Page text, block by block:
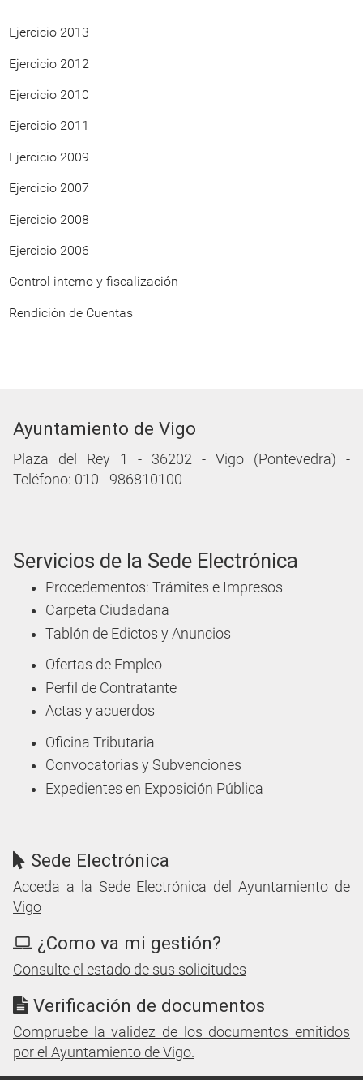
Ejercicio 2013
Ejercicio 2012
Ejercicio 2010
Ejercicio 2011
Ejercicio 2009
Ejercicio 2007
Ejercicio 2008
Ejercicio 2006
Control interno y fiscalización
Rendición de Cuentas
Ayuntamiento de Vigo
Plaza del Rey 1 - 36202 - Vigo (Pontevedra) -
Teléfono: 010 - 986810100
Servicios de la Sede Electrónica
Procedementos: Trámites e Impresos
Carpeta Ciudadana
Tablón de Edictos y Anuncios
Ofertas de Empleo
Perfil de Contratante
Actas y acuerdos
Oficina Tributaria
Convocatorias y Subvenciones
Expedientes en Exposición Pública
Sede Electrónica
Acceda a la Sede Electrónica del Ayuntamiento de
Vigo
¿Como va mi gestión?
Consulte el estado de sus solicitudes
Verificación de documentos
Compruebe la validez de los documentos emitidos
por el Ayuntamiento de Vigo.